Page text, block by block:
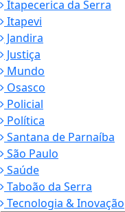
Itapecerica da Serra
Itapevi
Jandira
Justiça
Mundo
Osasco
Policial
Política
Santana de Parnaíba
São Paulo
Saúde
Taboão da Serra
Tecnologia & Inovação